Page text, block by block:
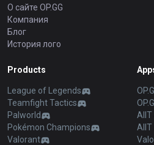
О сайте OP.GG
Компания
Блог
История лого
Products
League of Legends
Teamfight Tactics
Palworld
Pokémon Champions
Valorant
AllT
AllT